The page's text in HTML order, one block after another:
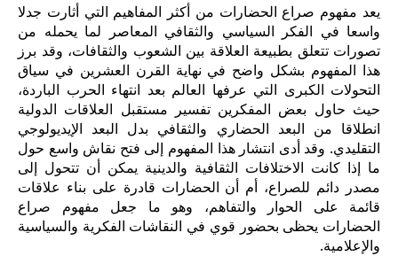
يعد مفهوم صراع الحضارات من أكثر المفاهيم التي أثارت جدلا
واسعا في الفكر السياسي والثقافي المعاصر لما يحمله من
تصورات تتعلق بطبيعة العلاقة بين الشعوب والثقافات، وقد برز
هذا المفهوم بشكل واضح في نهاية القرن العشرين في سياق
التحولات الكبرى التي عرفها العالم بعد انتهاء الحرب الباردة،
حيث حاول بعض المفكرين تفسير مستقبل العلاقات الدولية
انطلاقا من البعد الحضاري والثقافي بدل البعد الإيديولوجي
التقليدي. وقد أدى انتشار هذا المفهوم إلى فتح نقاش واسع حول
ما إذا كانت الاختلافات الثقافية والدينية يمكن أن تتحول إلى
مصدر دائم للصراع، أم أن الحضارات قادرة على بناء علاقات
قائمة على الحوار والتفاهم، وهو ما جعل مفهوم صراع
الحضارات يحظى بحضور قوي في النقاشات الفكرية والسياسية
والإعلامية.